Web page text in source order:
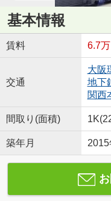
基本情報
賃料 6.7万
交通
大阪
地下
関西
間取り(面積)
築年月 2015